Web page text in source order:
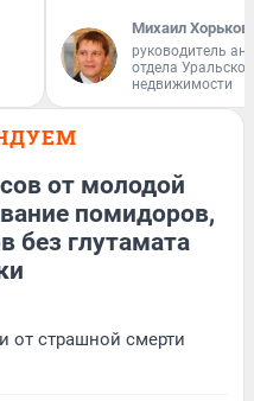
Михаил Хорьков
руководитель
отдела
недвижимости
от молодой
помидоров,
без глутамата
от страшной смерти